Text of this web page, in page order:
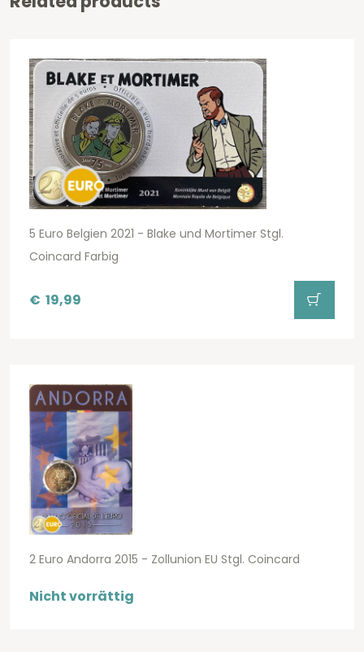
5 Euro Belgien 2021 - Blake und Mortimer Stgl.
Coincard Farbig
€ 19,99
2 Euro Andorra 2015 - Zollunion EU Stgl. Coincard
Nicht vorrättig